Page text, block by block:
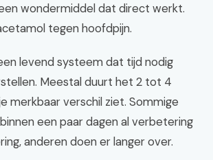
wondermiddel dat direct werkt.
tegen hoofdpijn.
levend systeem dat tijd nodig
Meestal duurt het 2 tot 4
merkbaar verschil ziet. Sommige
een paar dagen al verbetering
anderen doen er langer over.